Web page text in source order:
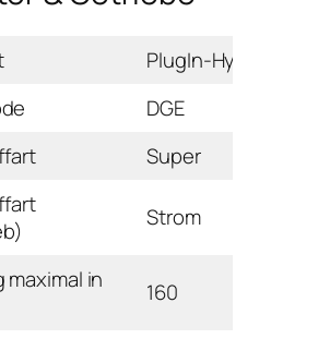
PlugIn-Hybrid
DGE
Super
Strom
in
160